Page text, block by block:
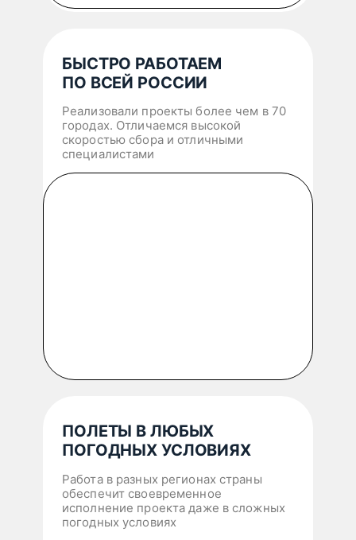
ПОЛЕТЫ В ЛЮБЫХ
ПОГОДНЫХ УСЛОВИЯХ
Работа в разных регионах страны
обеспечит своевременное
исполнение проекта даже в сложных
погодных условиях
БЫСТРО РАБОТАЕМ
ПО ВСЕЙ РОССИИ
Реализовали проекты более чем в 70
городах. Отличаемся высокой
скоростью сбора и отличными
специалистами